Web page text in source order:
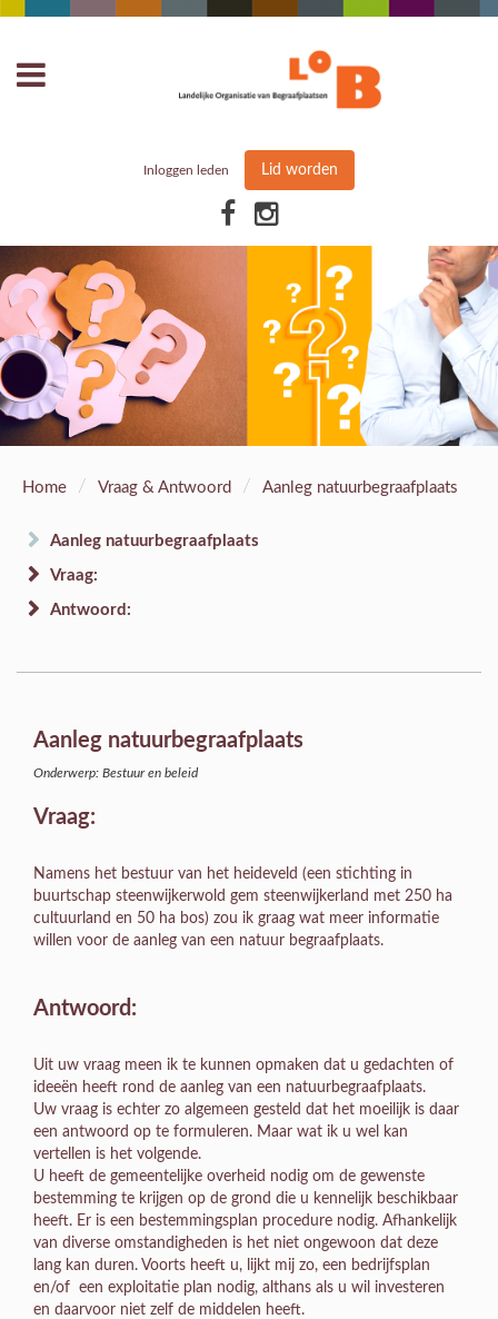
Inloggen leden Lid worden
Home / Vraag & Antwoord / Aanleg natuurbegraafplaats
Aanleg natuurbegraafplaats
Vraag:
Antwoord:
Aanleg natuurbegraafplaats
Onderwerp: Bestuur en beleid
Vraag:
Namens het bestuur van het heideveld (een stichting in
buurtschap steenwijkerwold gem steenwijkerland met 250 ha
cultuurland en 50 ha bos) zou ik graag wat meer informatie
willen voor de aanleg van een natuur begraafplaats.
Antwoord:
Uit uw vraag meen ik te kunnen opmaken dat u gedachten of
ideeën heeft rond de aanleg van een natuurbegraafplaats.
Uw vraag is echter zo algemeen gesteld dat het moeilijk is daar
een antwoord op te formuleren. Maar wat ik u wel kan
vertellen is het volgende.
U heeft de gemeentelijke overheid nodig om de gewenste
bestemming te krijgen op de grond die u kennelijk beschikbaar
heeft. Er is een bestemmingsplan procedure nodig. Afhankelijk
van diverse omstandigheden is het niet ongewoon dat deze
lang kan duren. Voorts heeft u, lijkt mij zo, een bedrijfsplan
en/of een exploitatie plan nodig, althans als u wil investeren
en daarvoor niet zelf de middelen heeft.